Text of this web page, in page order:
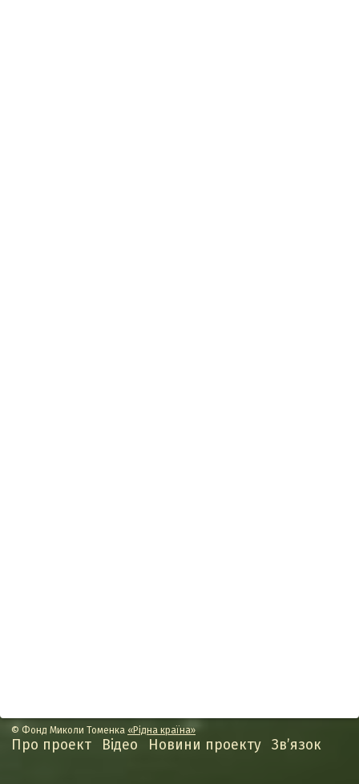
Про проект Відео Новини проекту Зв’язок
© Фонд Миколи Томенка «Рідна країна»